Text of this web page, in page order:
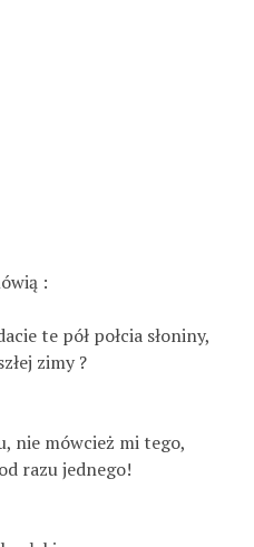
:
te pół połcia słoniny,
zimy ?
nie mówcież mi tego,
razu jednego!